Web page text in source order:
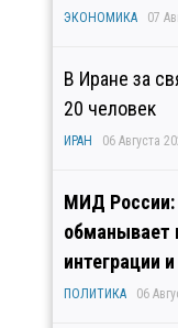
ЭКОНОМИКА 07
В Иране за
20 человек
ИРАН 06 Августа
МИД России:
обманывает
интеграции
ПОЛИТИКА 06